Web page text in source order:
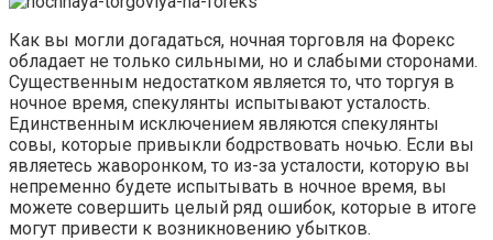
Как вы могли догадаться, ночная торговля на Форекс
обладает не только сильными, но и слабыми сторонами.
Существенным недостатком является то, что торгуя в
ночное время, спекулянты испытывают усталость.
Единственным исключением являются спекулянты
совы, которые привыкли бодрствовать ночью. Если вы
являетесь жаворонком, то из-за усталости, которую вы
непременно будете испытывать в ночное время, вы
можете совершить целый ряд ошибок, которые в итоге
могут привести к возникновению убытков.